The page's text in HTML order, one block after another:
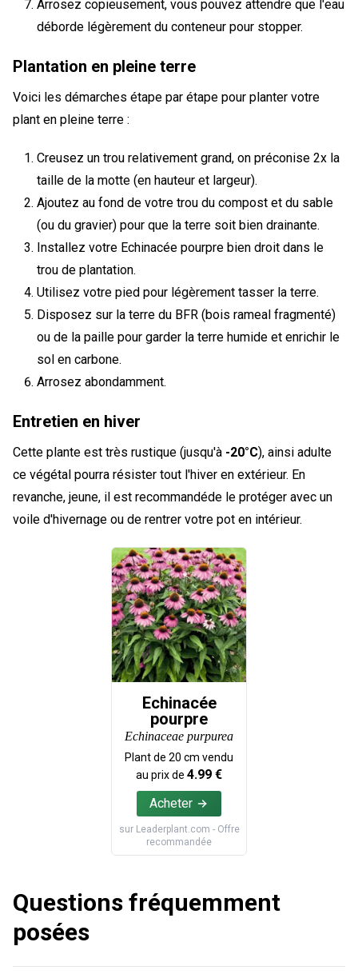
Arrosez copieusement, vous pouvez attendre que l'eau
déborde légèrement du conteneur pour stopper.
Plantation en pleine terre
Voici les démarches étape par étape pour planter votre
plant en pleine terre :
Creusez un trou relativement grand, on préconise 2x la
taille de la motte (en hauteur et largeur).
Ajoutez au fond de votre trou du compost et du sable
(ou du gravier) pour que la terre soit bien drainante.
Installez votre Echinacée pourpre bien droit dans le
trou de plantation.
Utilisez votre pied pour légèrement tasser la terre.
Disposez sur la terre du BFR (bois rameal fragmenté)
ou de la paille pour garder la terre humide et enrichir le
sol en carbone.
Arrosez abondamment.
Entretien en hiver
Cette plante est très rustique (jusqu'à -20°C), ainsi adulte
ce végétal pourra résister tout l'hiver en extérieur. En
revanche, jeune, il est recommandéde le protéger avec un
voile d'hivernage ou de rentrer votre pot en intérieur.
Echinacée
pourpre
Echinaceae purpurea
Plant de 20 cm vendu
au prix de 4.99 €
Acheter
sur Leaderplant.com - Offre
recommandée
Questions fréquemment
posées